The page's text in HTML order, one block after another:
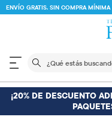
ENVÍO GRATIS. SIN COMPRA
El siguiente
¡20% DE DESCUENTO